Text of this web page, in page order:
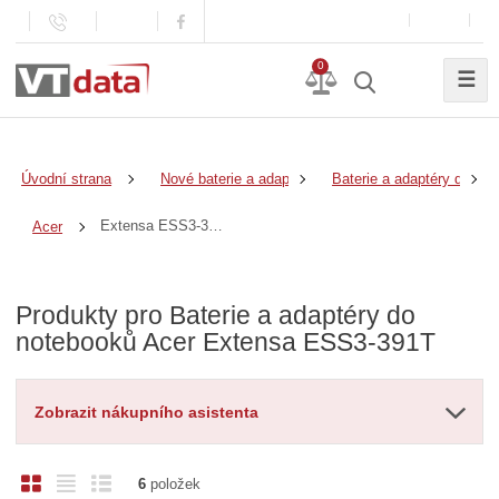
0
☰
Úvodní strana Nové baterie a adaptéry Baterie a adaptéry do
Acer Extensa ESS3-391T
Produkty pro Baterie a adaptéry do
notebooků Acer Extensa ESS3-391T
Zobrazit nákupního asistenta
O Ř 6položek